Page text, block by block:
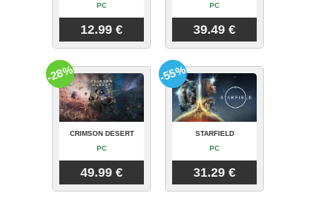
PC
12.99 €
PC
39.49 €
CRIMSON DESERT
PC
49.99 €
-28%
STARFIELD
PC
31.29 €
-55%